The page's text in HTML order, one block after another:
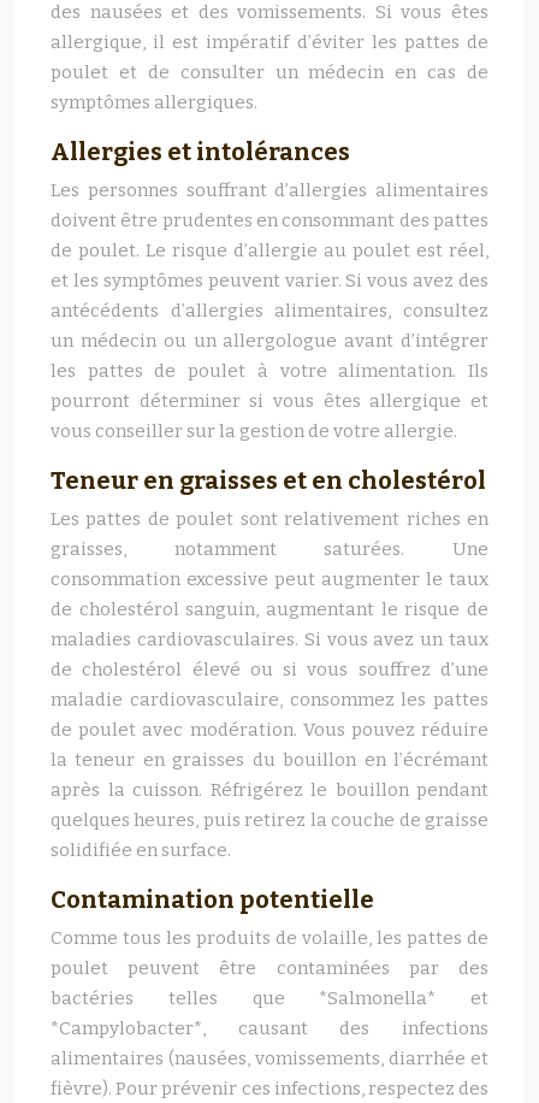
des nausées et des vomissements. Si vous êtes
allergique, il est impératif d’éviter les pattes de
poulet et de consulter un médecin en cas de
symptômes allergiques.
Allergies et intolérances
Les personnes souffrant d’allergies alimentaires
doivent être prudentes en consommant des pattes
de poulet. Le risque d’allergie au poulet est réel,
et les symptômes peuvent varier. Si vous avez des
antécédents d’allergies alimentaires, consultez
un médecin ou un allergologue avant d’intégrer
les pattes de poulet à votre alimentation. Ils
pourront déterminer si vous êtes allergique et
vous conseiller sur la gestion de votre allergie.
Teneur en graisses et en cholestérol
Les pattes de poulet sont relativement riches en
graisses, notamment saturées. Une
consommation excessive peut augmenter le taux
de cholestérol sanguin, augmentant le risque de
maladies cardiovasculaires. Si vous avez un taux
de cholestérol élevé ou si vous souffrez d’une
maladie cardiovasculaire, consommez les pattes
de poulet avec modération. Vous pouvez réduire
la teneur en graisses du bouillon en l’écrémant
après la cuisson. Réfrigérez le bouillon pendant
quelques heures, puis retirez la couche de graisse
solidifiée en surface.
Contamination potentielle
Comme tous les produits de volaille, les pattes de
poulet peuvent être contaminées par des
bactéries telles que *Salmonella* et
*Campylobacter*, causant des infections
alimentaires (nausées, vomissements, diarrhée et
fièvre). Pour prévenir ces infections, respectez des